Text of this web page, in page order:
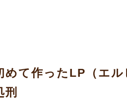
めて作ったLP（エ
刑